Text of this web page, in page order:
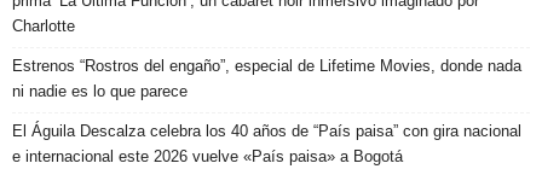
Charlotte
Estrenos “Rostros del engaño”, especial de Lifetime Movies, donde nada
ni nadie es lo que parece
El Águila Descalza celebra los 40 años de “País paisa” con gira nacional
e internacional este 2026 vuelve «País paisa» a Bogotá